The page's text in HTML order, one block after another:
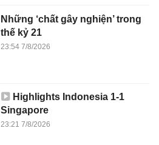
Những ‘chất gây nghiện’ trong
thế kỷ 21
23:54 7/8/2026
Highlights Indonesia 1-1
Singapore
23:21 7/8/2026